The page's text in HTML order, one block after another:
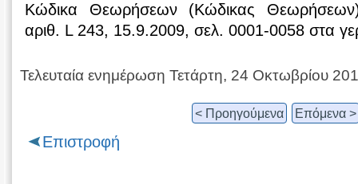
Κώδικα Θεωρήσεων (Κώδικας
αριθ. L 243, 15.9.2009, σελ. 0001-0058 στα
Τελευταία ενημέρωση Τετάρτη, 24 Οκτωβρίου
< Προηγούμενα Επόμενα >
Επιστροφή